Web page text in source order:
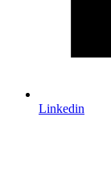
Linkedin